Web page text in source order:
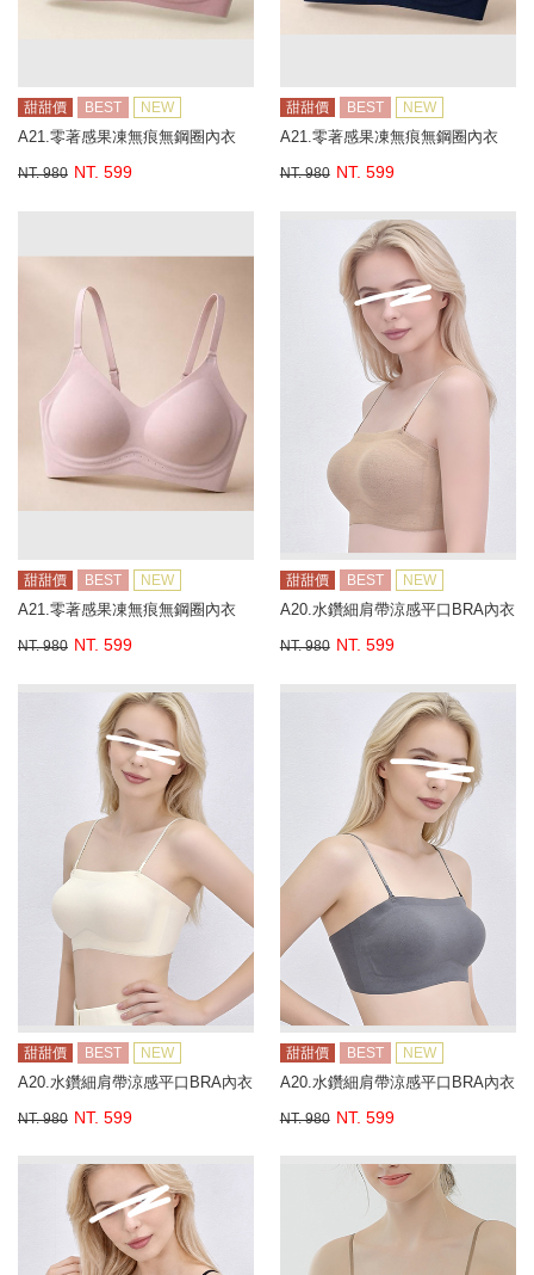
甜甜價 BEST NEW
A21.零著感果凍無痕無鋼圈內衣
NT. 980 NT. 599
甜甜價 BEST NEW
A21.零著感果凍無痕無鋼圈內衣
NT. 980 NT. 599
甜甜價 BEST NEW
A21.零著感果凍無痕無鋼圈內衣
NT. 980 NT. 599
甜甜價 BEST NEW
A20.水鑽細肩帶涼感平口BRA內衣
NT. 980 NT. 599
甜甜價 BEST NEW
A20.水鑽細肩帶涼感平口BRA內衣
NT. 980 NT. 599
甜甜價 BEST NEW
A20.水鑽細肩帶涼感平口BRA內衣
NT. 980 NT. 599